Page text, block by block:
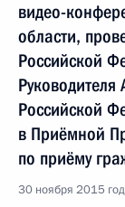
видео-
области,
Российской
Российской
в Приёмной
по приёму
30 ноября 2015